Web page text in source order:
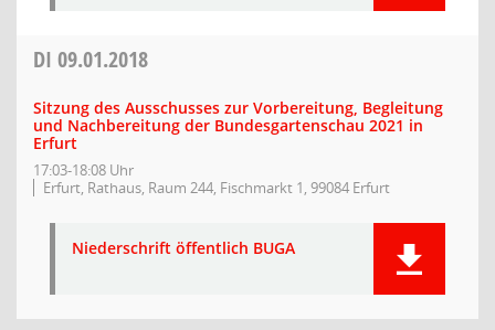
DI 09.01.2018
Sitzung des Ausschusses zur Vorbereitung, Begleitung
und Nachbereitung der Bundesgartenschau 2021 in
Erfurt
17:03-18:08 Uhr
Erfurt, Rathaus, Raum 244, Fischmarkt 1, 99084 Erfurt
Niederschrift öffentlich BUGA